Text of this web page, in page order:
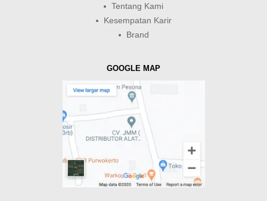
Tentang Kami
Kesempatan Karir
Brand
GOOGLE MAP